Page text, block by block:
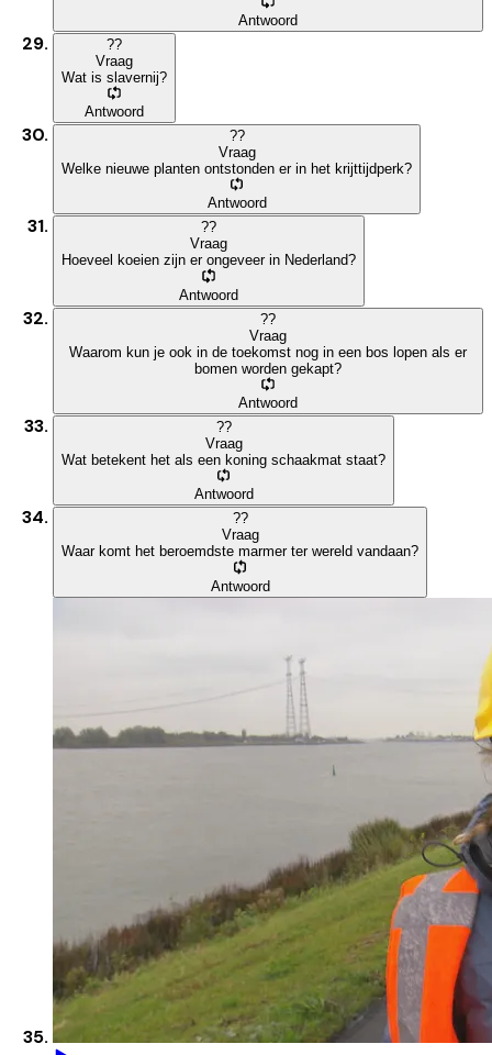
Antwoord
??
Vraag
Wat is slavernij?
Antwoord
??
Vraag
Welke nieuwe planten ontstonden er in het krijttijdperk?
Antwoord
??
Vraag
Hoeveel koeien zijn er ongeveer in Nederland?
Antwoord
??
Vraag
Waarom kun je ook in de toekomst nog in een bos lopen als er
bomen worden gekapt?
Antwoord
??
Vraag
Wat betekent het als een koning schaakmat staat?
Antwoord
??
Vraag
Waar komt het beroemdste marmer ter wereld vandaan?
Antwoord